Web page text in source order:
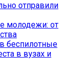
отправили
молодежи: от
беспилотные
в вузах и